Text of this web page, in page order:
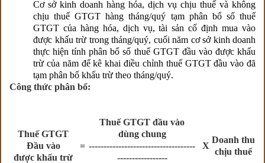
Cơ sở kinh doanh hàng hóa, dịch vụ chịu thuế và không
chịu thuế GTGT hàng tháng/quý tạm phân bổ số thuế
GTGT của hàng hóa, dịch vụ, tài sản cố định mua vào
được khấu trừ trong tháng/quý, cuối năm cơ sở kinh doanh
thực hiện tính phân bổ số thuế GTGT đầu vào được khấu
trừ của năm để kê khai điều chỉnh thuế GTGT đầu vào đã
tạm phân bổ khấu trừ theo tháng/quý.
Công thức phân bổ:
Thuế GTGT
Đầu vào
được khấu trừ
=
Thuế GTGT đầu vào
dùng chung
------------------------------------
-----------------
X
Doanh thu
chịu thuế